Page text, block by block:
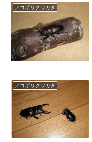
ノコギリクワガタ
ノコギリクワガタ